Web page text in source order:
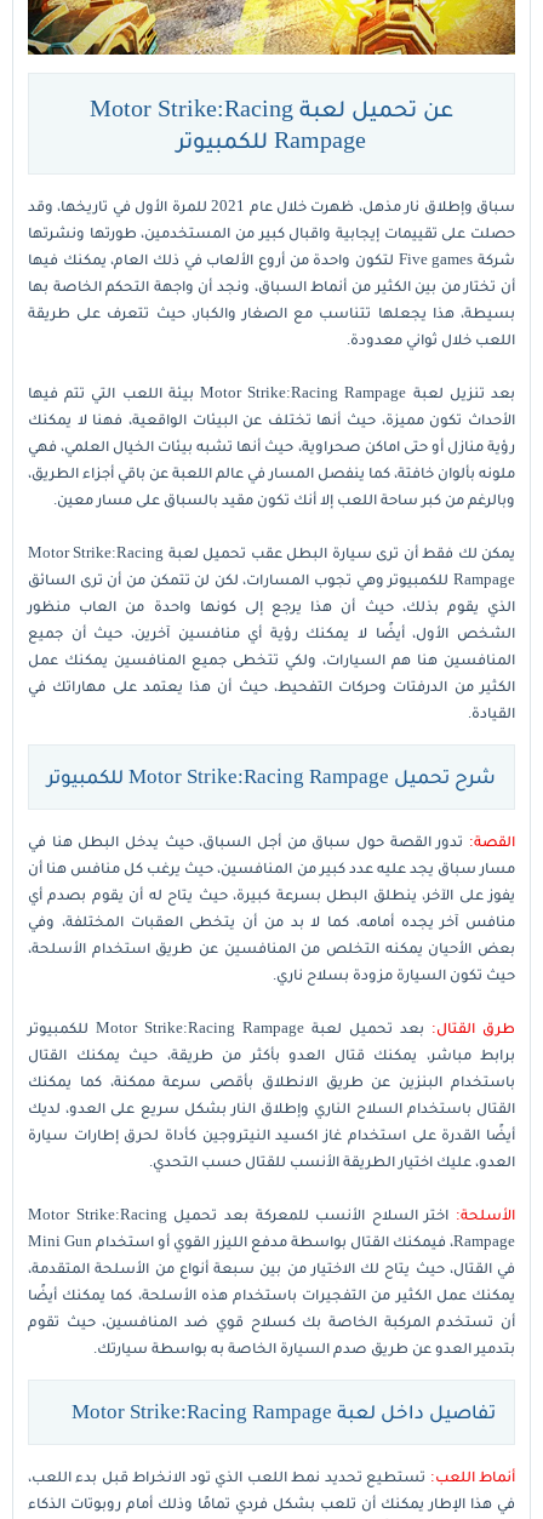
عن تحميل لعبة Motor Strike:Racing
Rampage للكمبيوتر
سباق وإطلاق نار مذهل، ظهرت خلال عام 2021 للمرة الأول في تاريخها، وقد
حصلت على تقييمات إيجابية واقبال كبير من المستخدمين، طورتها ونشرتها
شركة Five games لتكون واحدة من أروع الألعاب في ذلك العام، يمكنك فيها
أن تختار من بين الكثير من أنماط السباق، ونجد أن واجهة التحكم الخاصة بها
بسيطة، هذا يجعلها تتناسب مع الصغار والكبار، حيث تتعرف على طريقة
اللعب خلال ثواني معدودة.
بعد تنزيل لعبة Motor Strike:Racing Rampage بيئة اللعب التي تتم فيها
الأحداث تكون مميزة، حيث أنها تختلف عن البيئات الواقعية، فهنا لا يمكنك
رؤية منازل أو حتى اماكن صحراوية، حيث أنها تشبه بيئات الخيال العلمي، فهي
ملونه بألوان خافتة، كما ينفصل المسار في عالم اللعبة عن باقي أجزاء الطريق،
وبالرغم من كبر ساحة اللعب إلا أنك تكون مقيد بالسباق على مسار معين.
يمكن لك فقط أن ترى سيارة البطل عقب تحميل لعبة Motor Strike:Racing
Rampage للكمبيوتر وهي تجوب المسارات، لكن لن تتمكن من أن ترى السائق
الذي يقوم بذلك، حيث أن هذا يرجع إلى كونها واحدة من العاب منظور
الشخص الأول، أيضًا لا يمكنك رؤية أي منافسين آخرين، حيث أن جميع
المنافسين هنا هم السيارات، ولكي تتخطى جميع المنافسين يمكنك عمل
الكثير من الدرفتات وحركات التفحيط، حيث أن هذا يعتمد على مهاراتك في
القيادة.
شرح تحميل Motor Strike:Racing Rampage للكمبيوتر
القصة: تدور القصة حول سباق من أجل السباق، حيث يدخل البطل هنا في
مسار سباق يجد عليه عدد كبير من المنافسين، حيث يرغب كل منافس هنا أن
يفوز على الآخر، ينطلق البطل بسرعة كبيرة، حيث يتاح له أن يقوم بصدم أي
منافس آخر يجده أمامه، كما لا بد من أن يتخطى العقبات المختلفة، وفي
بعض الأحيان يمكنه التخلص من المنافسين عن طريق استخدام الأسلحة،
حيث تكون السيارة مزودة بسلاح ناري.
طرق القتال:
بعد تحميل لعبة Motor Strike:Racing Rampage للكمبيوتر
برابط مباشر، يمكنك قتال العدو بأكثر من طريقة، حيث يمكنك القتال
باستخدام البنزين عن طريق الانطلاق بأقصى سرعة ممكنة، كما يمكنك
القتال باستخدام السلاح الناري وإطلاق النار بشكل سريع على العدو، لديك
أيضًا القدرة على استخدام غاز اكسيد النيتروجين كأداة لحرق إطارات سيارة
العدو، عليك اختيار الطريقة الأنسب للقتال حسب التحدي.
الأسلحة:
اختر السلاح الأنسب للمعركة بعد تحميل Motor Strike:Racing
Rampage، فيمكنك القتال بواسطة مدفع الليزر القوي أو استخدام Mini Gun
في القتال، حيث يتاح لك الاختيار من بين سبعة أنواع من الأسلحة المتقدمة،
يمكنك عمل الكثير من التفجيرات باستخدام هذه الأسلحة، كما يمكنك أيضًا
أن تستخدم المركبة الخاصة بك كسلاح قوي ضد المنافسين، حيث تقوم
بتدمير العدو عن طريق صدم السيارة الخاصة به بواسطة سيارتك.
تفاصيل داخل لعبة Motor Strike:Racing Rampage
أنماط اللعب: تستطيع تحديد نمط اللعب الذي تود الانخراط قبل بدء اللعب،
في هذا الإطار يمكنك أن تلعب بشكل فردي تمامًا وذلك أمام روبوتات الذكاء